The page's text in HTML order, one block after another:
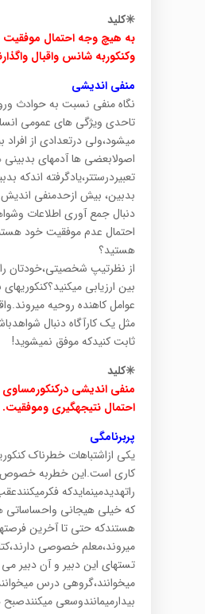
✳️کلید
به هیچ وجه احتمال موفقیت
وکنکوربه شانس واقبال
منفی اندیشی
نگاه منفی نسبت به حوادث
تاحدی ویژگی های عمومی
میشود،ولی درتعدادی از
اصولابعضی ها آدمهای
تعبیردرستتر،یادگرفته اندکه
بدبین، بیش ازحدمنفی
دنبال جمع آوری اطلاعات
احتمال عدم موفقیت خود
هستید؟
از نظرتیپ شخصیتی،خودتان
بین ارزیابی
عوامل کاهنده روحیه
مثل یک کارآگاه دنبال
ثابت کنیدکه موفق نمیشوید!
✳️کلید
منفی اندیشی
احتمال نتیجهگیری وموفقیت.
پربرنامگی
یکی ازاشتباهات خطرناک
کاری است.این خطربه
راتهدیدمینمایدکه
که خیلی هیجانی واحساساتی
هستندکه حتی تا آخرین
میروند،معلم خصوصی
تستهای این دبیر و آن دبیر
میخوانند،گروهی درس
بیدارمیمانندوسعی